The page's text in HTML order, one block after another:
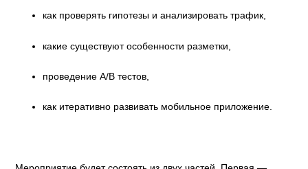
как проверять гипотезы и анализировать трафик,
какие существуют особенности разметки,
проведение A/B тестов,
как итеративно развивать мобильное приложение.